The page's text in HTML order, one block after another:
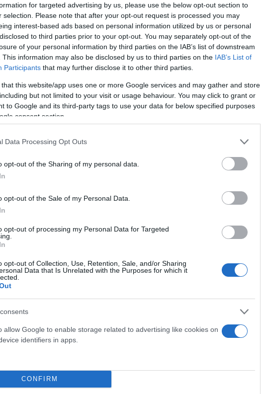
for targeted advertising by us, please use the below opt-out section to
selection. Please note that after your opt-out request is processed you may
interest-based ads based on personal information utilized by us or personal
to third parties prior to your opt-out. You may separately opt-out of the
of your personal information by third parties on the IAB’s list of downstream
This information may also be disclosed by us to third parties on the IAB’s List of
Participants that may further disclose it to other third parties.
that this website/app uses one or more Google services and may gather and store
but not limited to your visit or usage behaviour. You may click to grant or
to Google and its third-party tags to use your data for below specified purposes
consent section.
Data Processing Opt Outs
opt-out of the Sharing of my personal data.
opt-out of the Sale of my Personal Data.
opt-out of processing my Personal Data for Targeted
opt-out of Collection, Use, Retention, Sale, and/or Sharing
Data that Is Unrelated with the Purposes for which it
allow Google to enable storage related to advertising like cookies on
identifiers in apps.
CONFIRM
πολιτικού φυλλαδίου του Νέα Πολιτική Διοίκησις των
Νήσων και της Βλαχομπογδανίας. Είναι ένα κείμενο με
Ρήγας στόχευε να μεταφέρει και να καταστήσει κατανοητές
της «Νομοθετικής Πράξεως».